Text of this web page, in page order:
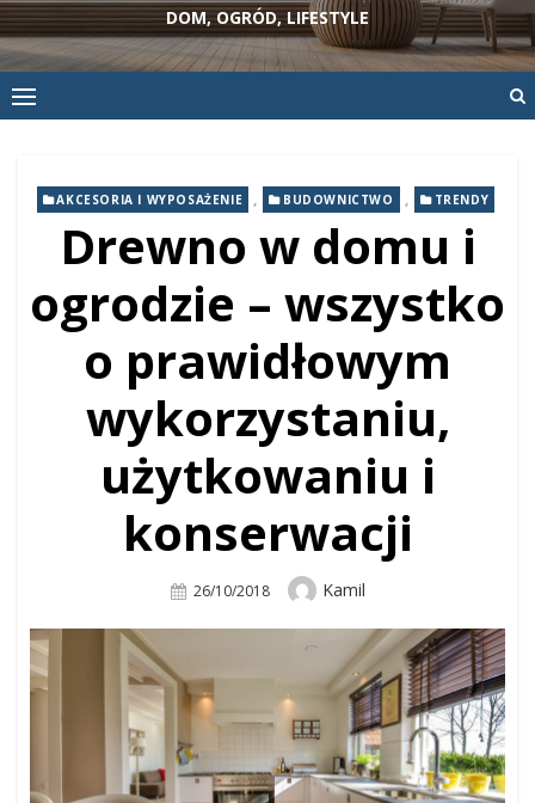
DOM, OGRÓD, LIFESTYLE
AKCESORIA I WYPOSAŻENIE , BUDOWNICTWO , TRENDY
Drewno w domu i
ogrodzie – wszystko
o prawidłowym
wykorzystaniu,
użytkowaniu i
konserwacji
Posted
26/10/2018 Author
Kamil